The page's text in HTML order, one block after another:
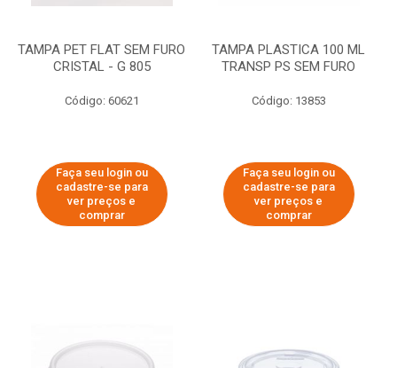
TAMPA PET FLAT SEM FURO
CRISTAL - G 805
Código: 60621
Faça seu login ou
cadastre-se para
ver preços e
comprar
TAMPA PLASTICA 100 ML
TRANSP PS SEM FURO
Código: 13853
Faça seu login ou
cadastre-se para
ver preços e
comprar